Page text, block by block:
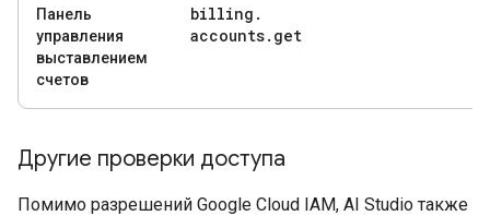
Панель
управления
выставлением
счетов
billing .
accounts. get
Другие проверки доступа
Помимо разрешений Google Cloud IAM, AI Studio также